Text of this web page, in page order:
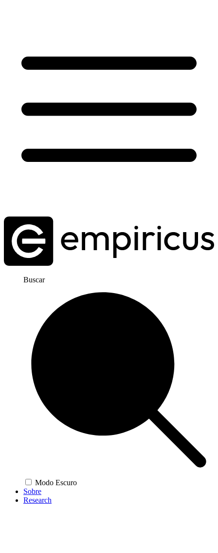
Buscar
Modo Escuro
Sobre
Research